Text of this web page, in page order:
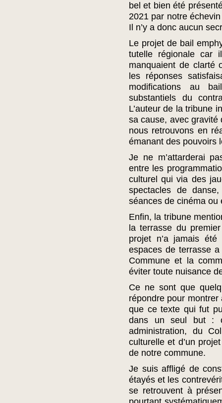
bel et bien été
2021 par notre
Il n’y a donc aucun
Le projet de bail
tutelle régionale car
manquaient de clarté
les réponses
modifications au
substantiels du
L’auteur de la tribune
sa cause, avec gravité
nous retrouvons en
émanant des pouvoirs
Je ne m’attarderai
entre les
culturel qui via des
spectacles de
séances de cinéma ou
Enfin, la tribune
la terrasse du
projet n’a jamais
espaces de terrasse
Commune et la
éviter toute nuisance
Ce ne sont que
répondre pour
que ce texte qui fut
dans un seul but :
administration, du
culturelle et d’un
de notre commune.
Je suis affligé de
étayés et les
se retrouvent à